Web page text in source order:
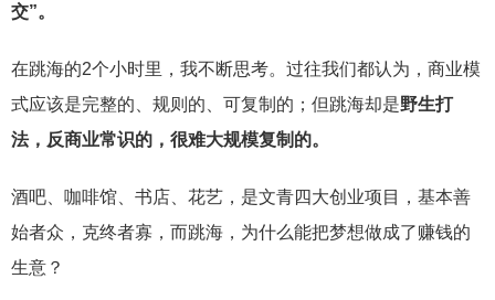
交”。
在跳海的2个小时里，我不断思考。过往我们都认为，商业模
式应该是完整的、规则的、可复制的；但跳海却是野生打
法，反商业常识的，很难大规模复制的。
酒吧、咖啡馆、书店、花艺，是文青四大创业项目，基本善
始者众，克终者寡，而跳海，为什么能把梦想做成了赚钱的
生意？